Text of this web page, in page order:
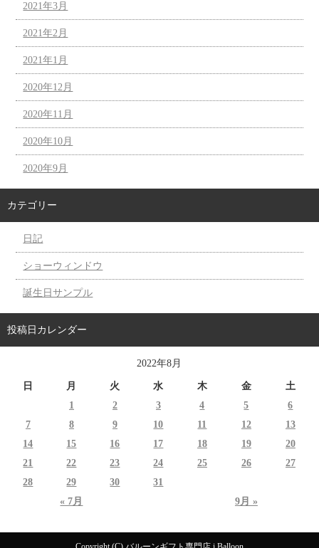
2021年3月
2021年2月
2021年1月
2020年12月
2020年11月
2020年10月
2020年9月
カテゴリー
日記
ショーウィンドウ
誕生日サンプル
投稿日カレンダー
2022年8月
日 月 火 水 木 金 土
« 7月 9月 »
1 2 3 4 5
6
7
8 9 10 11 12
13
14
15 16 17 18 19
20
21
22 23 24 25 26
27
28
29 30 31